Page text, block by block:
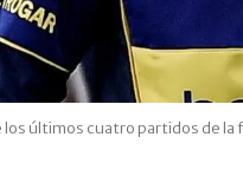
los últimos cuatro partidos de la